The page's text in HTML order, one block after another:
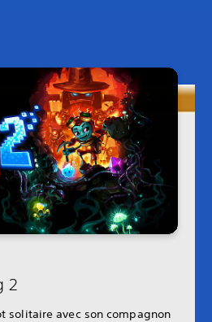
2
solitaire avec son compagnon